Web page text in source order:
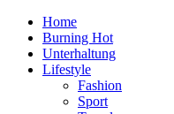
Home
Burning Hot
Unterhaltung
Lifestyle
Fashion
Sport